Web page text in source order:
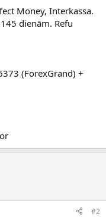
Money, Interkassa.
dienām. Refu
(ForexGrand) +
#2